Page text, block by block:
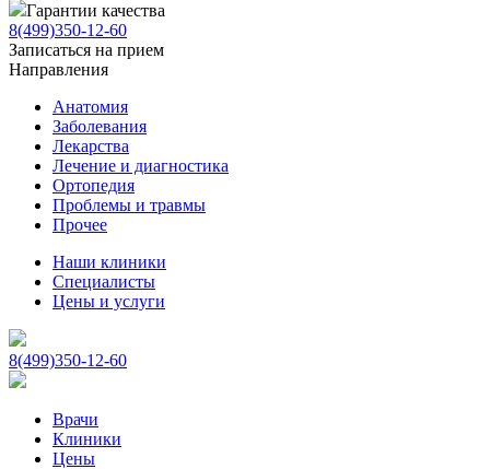
Гарантии качества
8(499)350-12-60
Записаться на прием
Направления
Анатомия
Заболевания
Лекарства
Лечение и диагностика
Ортопедия
Проблемы и травмы
Прочее
Наши клиники
Специалисты
Цены и услуги
8(499)350-12-60
Врачи
Клиники
Цены